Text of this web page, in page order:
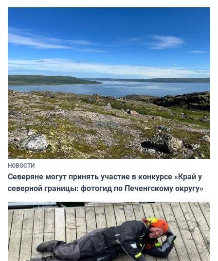
НОВОСТИ
Северяне могут принять участие в конкурсе «Край у
северной границы: фотогид по Печенгскому округу»